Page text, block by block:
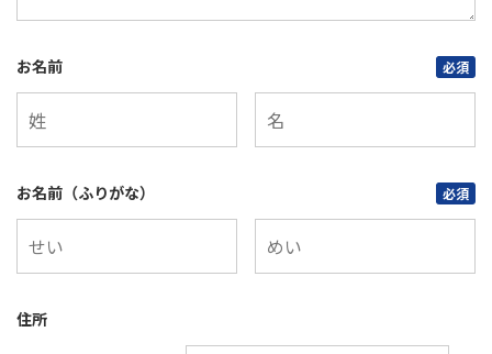
お名前 必須
お名前（ふりがな） 必須
住所